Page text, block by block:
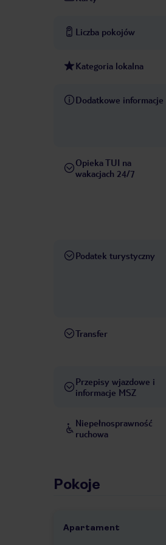
Liczba pokojów
Kategoria lokalna
Dodatkowe informacje
Opieka TUI na
wakacjach 24/7
Podatek turystyczny
Transfer
Przepisy wjazdowe i
informacje MSZ
Niepełnosprawność
ruchowa
Pokoje
Apartament
1 /3